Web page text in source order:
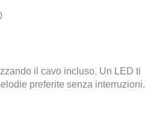
il cavo incluso. Un LED ti
preferite senza interruzioni.